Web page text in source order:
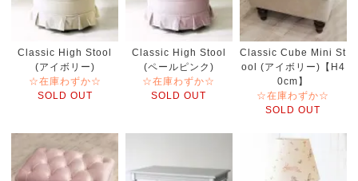
Classic High Stool
(アイボリー)
☆在庫わずか☆
SOLD OUT
Classic High Stool
(ペールピンク)
☆在庫わずか☆
SOLD OUT
Classic Cube Mini St
ool (アイボリー)【H4
0cm】
☆在庫わずか☆
SOLD OUT